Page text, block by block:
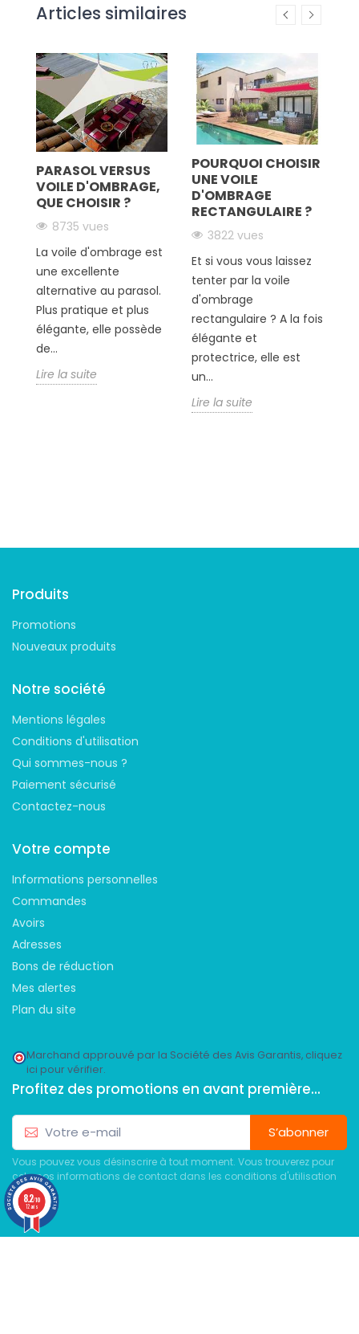
Articles similaires
PARASOL VERSUS
VOILE D'OMBRAGE,
QUE CHOISIR ?
8735 vues
La voile d'ombrage est
une excellente
alternative au parasol.
Plus pratique et plus
élégante, elle possède
de...
Lire la suite
POURQUOI CHOISIR
UNE VOILE
D'OMBRAGE
RECTANGULAIRE ?
3822 vues
Et si vous vous laissez
tenter par la voile
d'ombrage
rectangulaire ? A la fois
élégante et
protectrice, elle est
un...
Lire la suite
Produits
Promotions
Nouveaux produits
Notre société
Mentions légales
Conditions d'utilisation
Qui sommes-nous ?
Paiement sécurisé
Contactez-nous
Votre compte
Informations personnelles
Commandes
Avoirs
Adresses
Bons de réduction
Mes alertes
Plan du site
Marchand approuvé par la Société des Avis Garantis, cliquez
ici pour vérifier.
Profitez des promotions en avant première...
S’abonner
Vous pouvez vous désinscrire à tout moment. Vous trouverez pour
cela nos informations de contact dans les conditions d'utilisation
du site.
8.2/10
12 avis